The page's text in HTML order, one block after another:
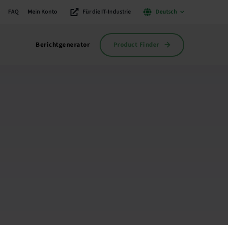
FAQ Mein Konto Für die IT-Industrie Deutsch
Berichtgenerator Product Finder